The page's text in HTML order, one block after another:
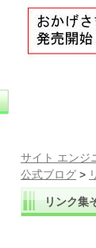
サイト エンジ
公式ブログ >
リンク集